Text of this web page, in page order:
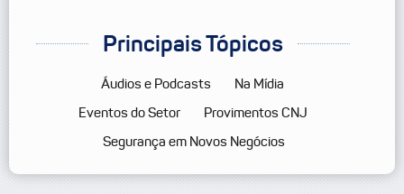
Principais Tópicos
Áudios e Podcasts
Na Mídia
Eventos do Setor
Provimentos CNJ
Segurança em Novos Negócios